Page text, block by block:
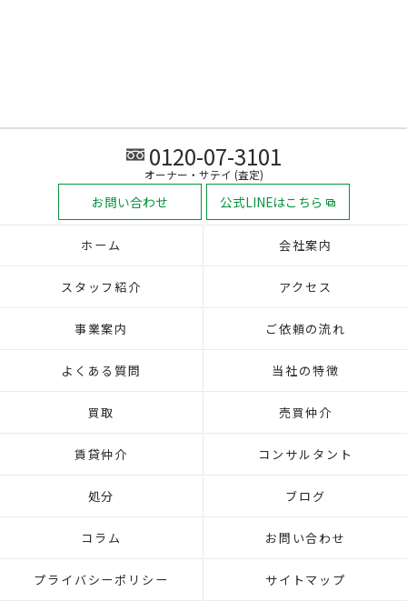
0120-07-3101
オーナー・サテイ (査定)
お問い合わせ 公式LINEはこちら
ホーム 会社案内
スタッフ紹介 アクセス
事業案内 ご依頼の流れ
よくある質問 当社の特徴
買取 売買仲介
賃貸仲介 コンサルタント
処分 ブログ
コラム お問い合わせ
プライバシーポリシー サイトマップ